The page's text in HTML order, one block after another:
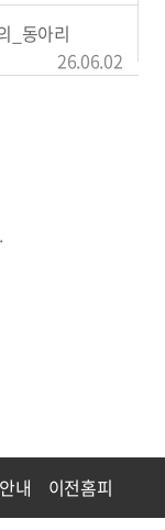
_동아리
26.06.02
내 이전홈피